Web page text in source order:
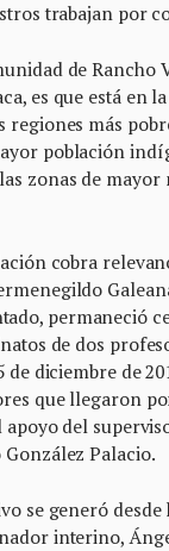
trabajan por
de Rancho
es que está en
regiones más
población
zonas de
cobra
permaneció
de dos
de diciembre de
que llegaron
apoyo del
Palacio.
se generó
interino,